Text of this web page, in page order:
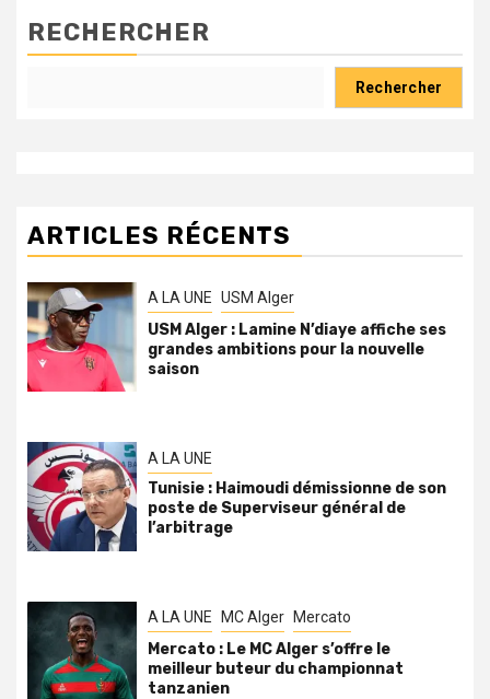
RECHERCHER
Rechercher
ARTICLES RÉCENTS
A LA UNE USM Alger
USM Alger : Lamine N’diaye affiche ses
grandes ambitions pour la nouvelle
saison
A LA UNE
Tunisie : Haimoudi démissionne de son
poste de Superviseur général de
l’arbitrage
A LA UNE MC Alger Mercato
Mercato : Le MC Alger s’offre le
meilleur buteur du championnat
tanzanien